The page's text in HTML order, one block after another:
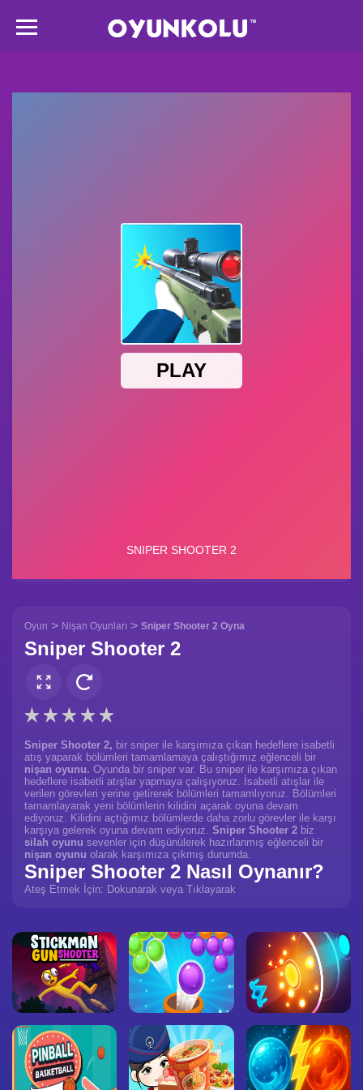
Oyun > Nişan Oyunları > Sniper Shooter 2 Oyna
Sniper Shooter 2
Sniper Shooter 2, bir sniper ile karşımıza çıkan hedeflere isabetli
atış yaparak bölümleri tamamlamaya çalıştığımız eğlenceli bir
nişan oyunu. Oyunda bir sniper var. Bu sniper ile karşımıza çıkan
hedeflere isabetli atışlar yapmaya çalışıyoruz. İsabetli atışlar ile
verilen görevleri yerine getirerek bölümleri tamamlıyoruz. Bölümleri
tamamlayarak yeni bölümlerin kilidini açarak oyuna devam
ediyoruz. Kilidini açtığımız bölümlerde daha zorlu görevler ile karşı
karşıya gelerek oyuna devam ediyoruz. Sniper Shooter 2 biz
silah oyunu sevenler için düşünülerek hazırlanmış eğlenceli bir
nişan oyunu olarak karşımıza çıkmış durumda.
Sniper Shooter 2 Nasıl Oynanır?
Ateş Etmek İçin: Dokunarak veya Tıklayarak